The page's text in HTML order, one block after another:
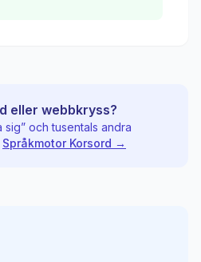
eller webbkryss?
sig” och tusentals andra
Språkmotor Korsord →